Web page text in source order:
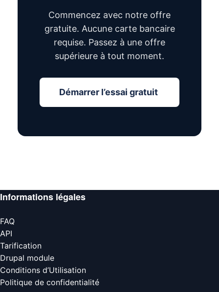
Commencez avec notre offre
gratuite. Aucune carte bancaire
requise. Passez à une offre
supérieure à tout moment.
Démarrer l’essai gratuit
Informations légales
FAQ
API
Tarification
Drupal module
Conditions d’Utilisation
Politique de confidentialité